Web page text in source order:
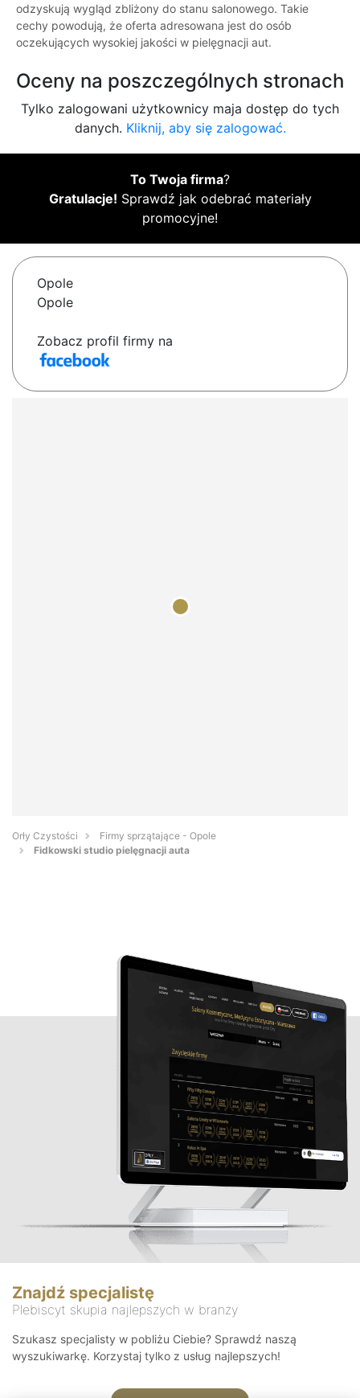
odzyskują wygląd zbliżony do stanu salonowego. Takie
cechy powodują, że oferta adresowana jest do osób
oczekujących wysokiej jakości w pielęgnacji aut.
Oceny na poszczególnych stronach
Tylko zalogowani użytkownicy maja dostęp do tych
danych. Kliknij, aby się zalogować.
To Twoja firma?
Gratulacje! Sprawdź jak odebrać materiały
promocyjne!
Opole
Opole
Zobacz profil firmy na
Orły Czystości
Firmy sprzątające - Opole
Fidkowski studio pielęgnacji auta
Znajdź specjalistę
Plebiscyt skupia najlepszych w branży
Szukasz specjalisty w pobliżu Ciebie? Sprawdź naszą
wyszukiwarkę. Korzystaj tylko z usług najlepszych!